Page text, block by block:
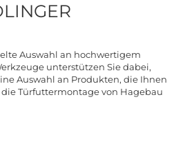
Auswahl an hochwertigem
unterstützen Sie dabei,
Auswahl an Produkten, die Ihnen
Türfuttermontage von Hagebau